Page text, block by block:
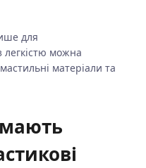
для
легкістю можна
матеріали та